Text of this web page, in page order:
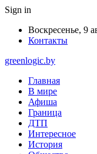
Sign in
Воскресенье, 9
Контакты
greenlogic.by
Главная
В мире
Афиша
Граница
ДТП
Интересное
История